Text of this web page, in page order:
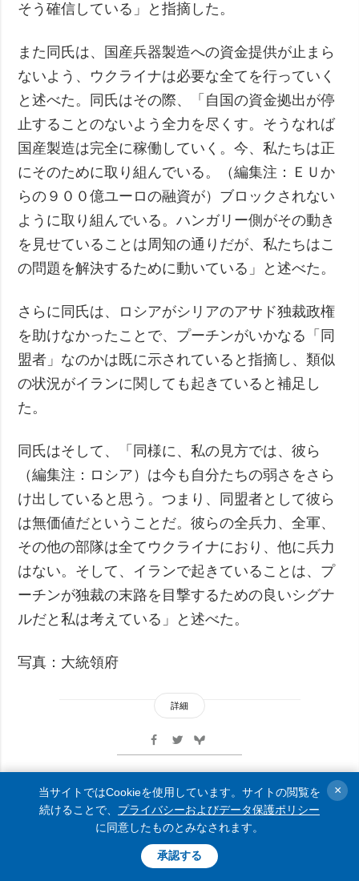
そう確信している」と指摘した。
また同氏は、国産兵器製造への資金提供が止まら
ないよう、ウクライナは必要な全てを行っていく
と述べた。同氏はその際、「自国の資金拠出が停
止することのないよう全力を尽くす。そうなれば
国産製造は完全に稼働していく。今、私たちは正
にそのために取り組んでいる。（編集注：ＥＵか
らの９００億ユーロの融資が）ブロックされない
ように取り組んでいる。ハンガリー側がその動き
を見せていることは周知の通りだが、私たちはこ
の問題を解決するために動いている」と述べた。
さらに同氏は、ロシアがシリアのアサド独裁政権
を助けなかったことで、プーチンがいかなる「同
盟者」なのかは既に示されていると指摘し、類似
の状況がイランに関しても起きていると補足し
た。
同氏はそして、「同様に、私の見方では、彼ら
（編集注：ロシア）は今も自分たちの弱さをさら
け出していると思う。つまり、同盟者として彼ら
は無価値だということだ。彼らの全兵力、全軍、
その他の部隊は全てウクライナにおり、他に兵力
はない。そして、イランで起きていることは、プ
ーチンが独裁の末路を目撃するための良いシグナ
ルだと私は考えている」と述べた。
写真：大統領府
詳細
ゼレンシキー宇大統領、ロシア
が和平交渉から離脱する可能性
当サイトではCookieを使用しています。サイトの閲覧を
続けることで、 プライバシーおよびデータ保護ポリシー
に同意したものとみなされます。
承認する
×